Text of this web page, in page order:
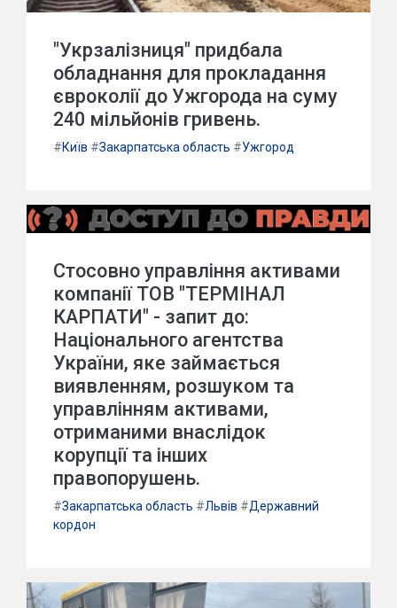
"Укрзалізниця" придбала
обладнання для прокладання
євроколії до Ужгорода на суму
240 мільйонів гривень.
#Київ #Закарпатська область #Ужгород
Стосовно управління активами
компанії ТОВ "ТЕРМІНАЛ
КАРПАТИ" - запит до:
Національного агентства
України, яке займається
виявленням, розшуком та
управлінням активами,
отриманими внаслідок
корупції та інших
правопорушень.
#Закарпатська область #Львів #Державний
кордон